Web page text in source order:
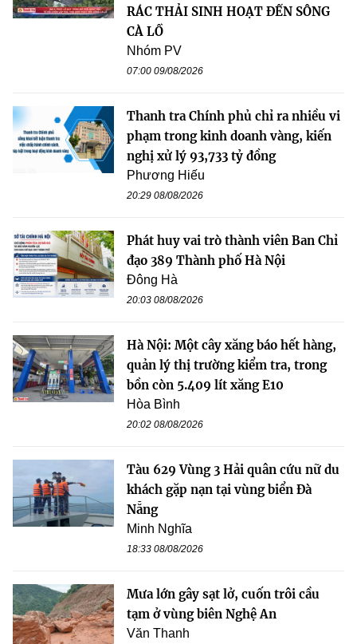
RÁC THẢI SINH HOẠT ĐẾN SÔNG
CÀ LỒ
Nhóm PV
07:00 09/08/2026
Thanh tra Chính phủ chỉ ra nhiều vi
phạm trong kinh doanh vàng, kiến
nghị xử lý 93,733 tỷ đồng
Phương Hiếu
20:29 08/08/2026
Phát huy vai trò thành viên Ban Chỉ
đạo 389 Thành phố Hà Nội
Đông Hà
20:03 08/08/2026
Hà Nội: Một cây xăng báo hết hàng,
quản lý thị trường kiểm tra, trong
bồn còn 5.409 lít xăng E10
Hòa Bình
20:02 08/08/2026
Tàu 629 Vùng 3 Hải quân cứu nữ du
khách gặp nạn tại vùng biển Đà
Nẵng
Minh Nghĩa
18:33 08/08/2026
Mưa lớn gây sạt lở, cuốn trôi cầu
tạm ở vùng biên Nghệ An
Văn Thanh